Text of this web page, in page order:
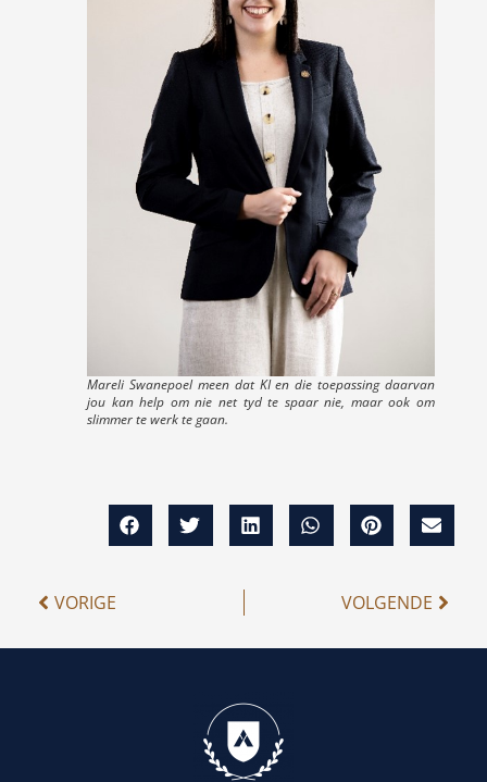
Mareli Swanepoel meen dat KI en die toepassing daarvan
jou kan help om nie net tyd te spaar nie, maar ook om
slimmer te werk te gaan.
VORIGE VOLGENDE